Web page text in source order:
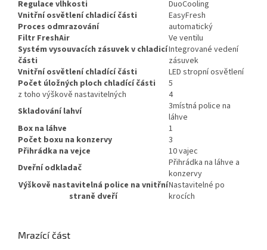
Regulace vlhkosti
DuoCooling
Vnitřní osvětlení chladicí části
EasyFresh
Proces odmrazování
automatický
Filtr FreshAir
Ve ventilu
Systém vysouvacích zásuvek v chladicí
části
Integrované vedení
zásuvek
Vnitřní osvětlení chladící části
LED stropní osvětlení
Počet úložných ploch chladící části
5
z toho výškově nastavitelných
4
Skladování lahví
3místná police na
láhve
Box na láhve
1
Počet boxu na konzervy
3
Přihrádka na vejce
10 vajec
Dveřní odkladač
Přihrádka na láhve a
konzervy
Výškově nastavitelná police na vnitřní
straně dveří
Nastavitelné po
krocích
Mrazící část